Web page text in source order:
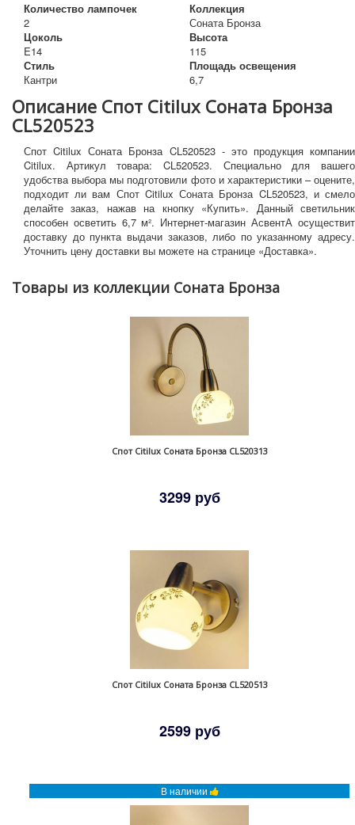
Количество лампочек
2
Коллекция
Соната Бронза
Цоколь
E14
Высота
115
Стиль
Кантри
Площадь освещения
6,7
Описание Спот Citilux Соната Бронза
CL520523
Спот Citilux Соната Бронза CL520523 - это продукция компании
Citilux. Артикул товара: CL520523. Специально для вашего
удобства выбора мы подготовили фото и характеристики – оцените,
подходит ли вам Спот Citilux Соната Бронза CL520523, и смело
делайте заказ, нажав на кнопку «Купить». Данный светильник
способен осветить 6,7 м². Интернет-магазин АсвентА осуществит
доставку до пункта выдачи заказов, либо по указанному адресу.
Уточнить цену доставки вы можете на странице «Доставка».
Товары из коллекции Соната Бронза
Спот Citilux Соната Бронза CL520313
3299 руб
Спот Citilux Соната Бронза CL520513
2599 руб
В наличии